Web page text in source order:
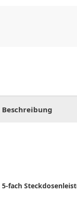
Beschreibung
5-fach